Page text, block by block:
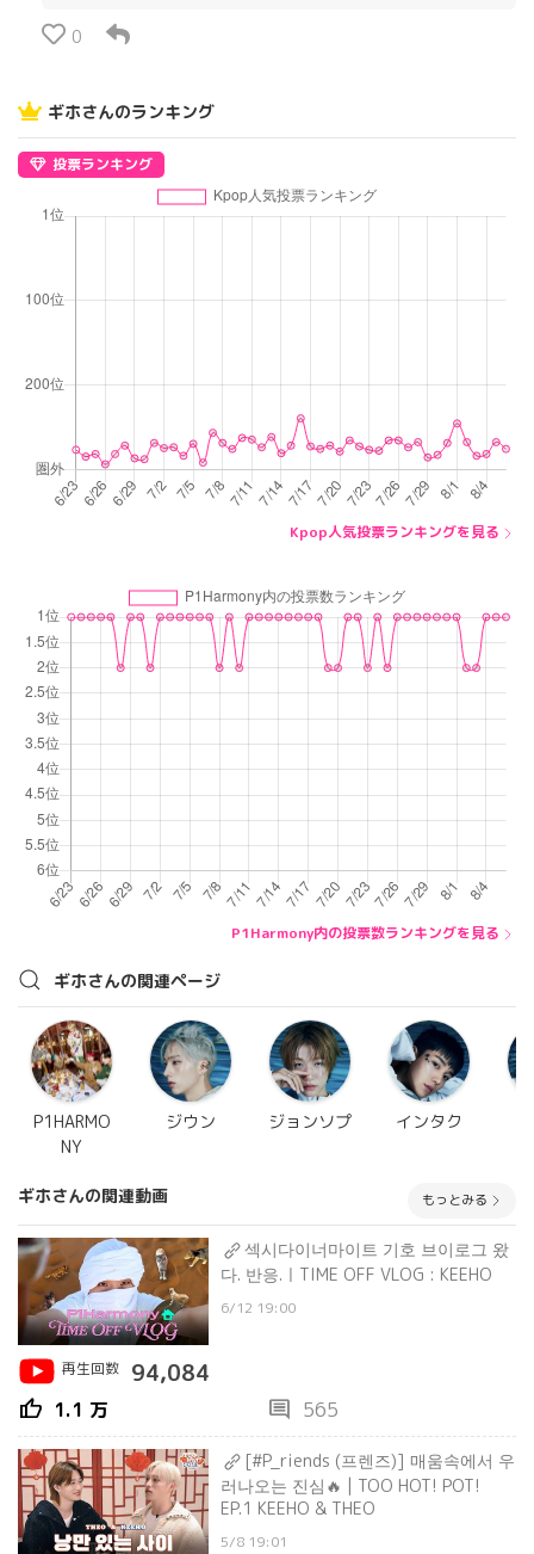
0
ギホさんのランキング
投票ランキング
Kpop人気投票ランキングを見る
P1Harmony内の投票数ランキングを見る
ギホさんの関連ページ
P1HARMO
NY
ジウン ジョンソプ インタク
ギホさんの関連動画 もっとみる
섹시다이너마이트 기호 브이로그 왔
다. 반응.ㅣTIME OFF VLOG : KEEHO
6/12 19:00
再生回数 94,084
thumb_up 1.1 万 comment 565
[#P_riends (프렌즈)] 매움속에서 우
러나오는 진심🔥 | TOO HOT! POT!
EP.1 KEEHO & THEO
5/8 19:01